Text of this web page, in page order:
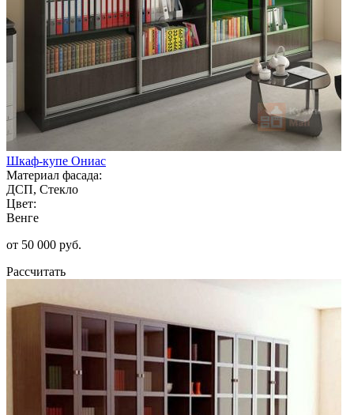
Шкаф-купе Ониас
Материал фасада:
ДСП, Стекло
Цвет:
Венге
от 50 000 руб.
Рассчитать